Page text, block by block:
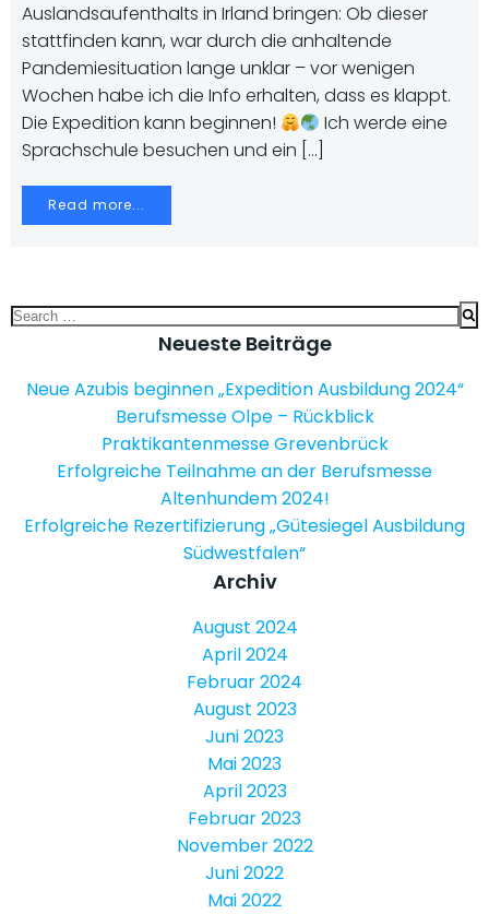
Auslandsaufenthalts in Irland bringen: Ob dieser
stattfinden kann, war durch die anhaltende
Pandemiesituation lange unklar – vor wenigen
Wochen habe ich die Info erhalten, dass es klappt.
Die Expedition kann beginnen!
Ich werde eine
Sprachschule besuchen und ein […]
Read more...
Search
Neueste Beiträge
Neue Azubis beginnen „Expedition Ausbildung 2024“
Berufsmesse Olpe – Rückblick
Praktikantenmesse Grevenbrück
Erfolgreiche Teilnahme an der Berufsmesse
Altenhundem 2024!
Erfolgreiche Rezertifizierung „Gütesiegel Ausbildung
Südwestfalen“
Archiv
August 2024
April 2024
Februar 2024
August 2023
Juni 2023
Mai 2023
April 2023
Februar 2023
November 2022
Juni 2022
Mai 2022